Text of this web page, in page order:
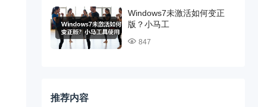
Windows7未激活如何变正
版？小马工
847
推荐内容